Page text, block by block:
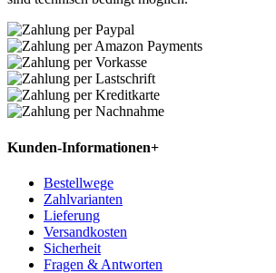
Kunden-Informationen+
Bestellwege
Zahlvarianten
Lieferung
Versandkosten
Sicherheit
Fragen & Antworten